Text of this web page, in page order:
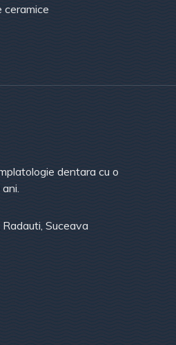
ceramice
dentara cu o
Suceava